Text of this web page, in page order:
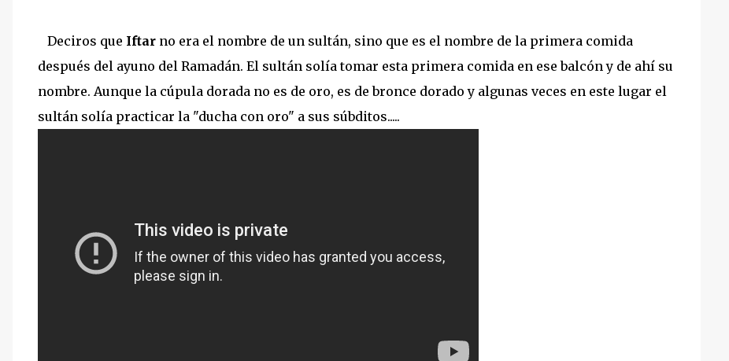
Deciros que Iftar no era el nombre de un sultán, sino que es el nombre de la primera comida
después del ayuno del Ramadán. El sultán solía tomar esta primera comida en ese balcón y de ahí su
nombre. Aunque la cúpula dorada no es de oro, es de bronce dorado y algunas veces en este lugar el
sultán solía practicar la "ducha con oro" a sus súbditos.....